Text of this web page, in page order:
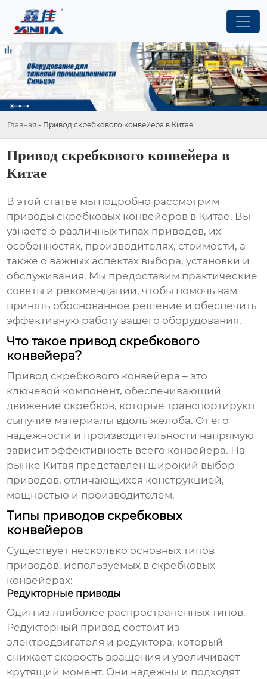
Главная - Привод скребкового конвейера в Китае
Привод скребкового конвейера в
Китае
В этой статье мы подробно рассмотрим
приводы скребковых конвейеров в Китае. Вы
узнаете о различных типах приводов, их
особенностях, производителях, стоимости, а
также о важных аспектах выбора, установки и
обслуживания. Мы предоставим практические
советы и рекомендации, чтобы помочь вам
принять обоснованное решение и обеспечить
эффективную работу вашего оборудования.
Что такое привод скребкового
конвейера?
Привод скребкового конвейера – это
ключевой компонент, обеспечивающий
движение скребков, которые транспортируют
сыпучие материалы вдоль желоба. От его
надежности и производительности напрямую
зависит эффективность всего конвейера. На
рынке Китая представлен широкий выбор
приводов, отличающихся конструкцией,
мощностью и производителем.
Типы приводов скребковых
конвейеров
Существует несколько основных типов
приводов, используемых в скребковых
конвейерах:
Редукторные приводы
Один из наиболее распространенных типов.
Редукторный привод состоит из
электродвигателя и редуктора, который
снижает скорость вращения и увеличивает
крутящий момент. Они надежны и подходят